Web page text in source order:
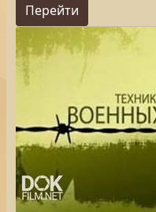
Перейти